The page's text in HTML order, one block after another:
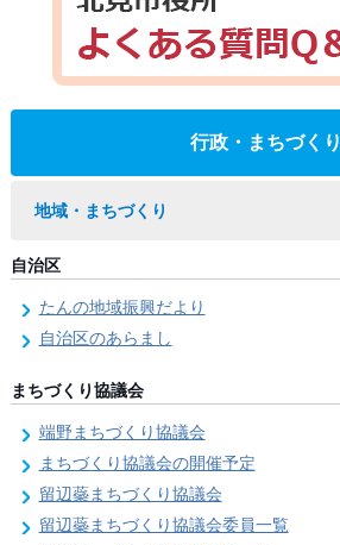
行政・まちづくり
地域・まちづくり
自治区
たんの地域振興だより
自治区のあらまし
まちづくり協議会
端野まちづくり協議会
まちづくり協議会の開催予定
留辺蘂まちづくり協議会
留辺蘂まちづくり協議会委員一覧